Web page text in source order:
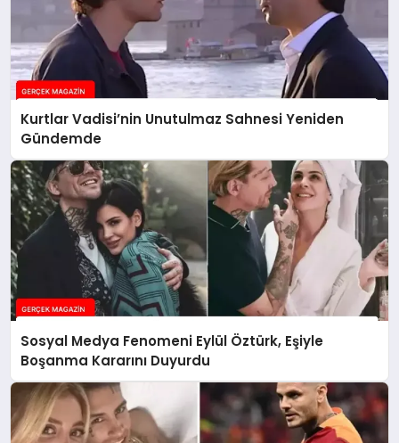
Kurtlar Vadisi’nin Unutulmaz Sahnesi Yeniden
Gündemde
Sosyal Medya Fenomeni Eylül Öztürk, Eşiyle
Boşanma Kararını Duyurdu